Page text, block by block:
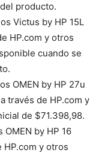
producto.
Victus by HP 15L
HP.com y otros
cuando se
OMEN by HP 27u
través de HP.com y
de $71.398,98.
OMEN by HP 16
y otros